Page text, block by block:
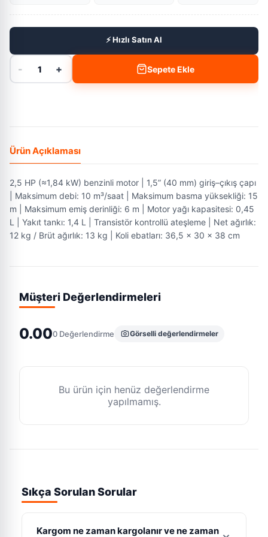
Ürün Açıklaması
2,5 HP (≈1,84 kW) benzinli motor | 1,5” (40 mm) giriş–çıkış çapı
| Maksimum debi: 10 m³/saat | Maksimum basma yüksekliği: 15
m | Maksimum emiş derinliği: 6 m | Motor yağı kapasitesi: 0,45
L | Yakıt tankı: 1,4 L | Transistör kontrollü ateşleme | Net ağırlık:
12 kg / Brüt ağırlık: 13 kg | Koli ebatları: 36,5 × 30 × 38 cm
⚡ Hızlı Satın Al
- 1 + Sepete Ekle
Müşteri Değerlendirmeleri
0.000 Değerlendirme Görselli değerlendirmeler
Bu ürün için henüz değerlendirme
yapılmamış.
Sıkça Sorulan Sorular
Kargom ne zaman kargolanır ve ne zaman